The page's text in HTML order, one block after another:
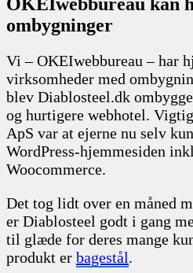
ombygninger
Vi – OKEIwebbureau – har
virksomheder med
blev Diablosteel.dk
og hurtigere webhotel.
ApS var at ejerne nu selv
WordPress-hjemmesiden
Woocommerce.
Det tog lidt over en måned
er Diablosteel godt i gang
til glæde for deres mange
produkt er bagestål.